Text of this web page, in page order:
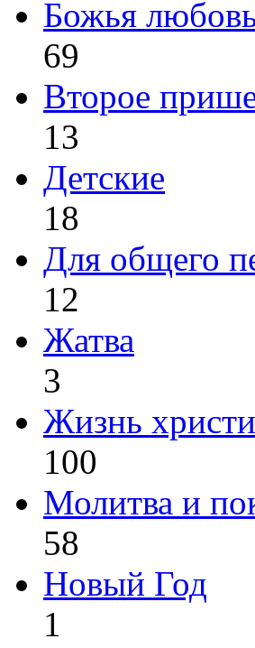
Божья
69
Второе
13
Детские
18
Для общего
12
Жатва
3
Жизнь
100
Молитва и
58
Новый Год
1